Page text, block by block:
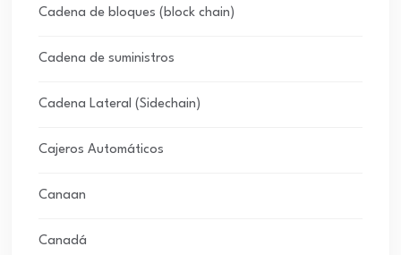
Cadena de bloques (block chain)
Cadena de suministros
Cadena Lateral (Sidechain)
Cajeros Automáticos
Canaan
Canadá